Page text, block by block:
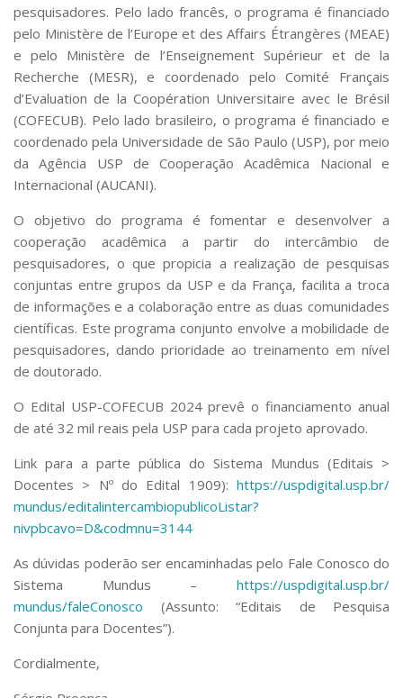
pesquisadores. Pelo lado francês, o programa é financiado
pelo Ministère de l’Europe et des Affairs Étrangères (MEAE)
e pelo Ministère de l’Enseignement Supérieur et de la
Recherche (MESR), e coordenado pelo Comité Français
d’Evaluation de la Coopération Universitaire avec le Brésil
(COFECUB). Pelo lado brasileiro, o programa é financiado e
coordenado pela Universidade de São Paulo (USP), por meio
da Agência USP de Cooperação Acadêmica Nacional e
Internacional (AUCANI).
O objetivo do programa é fomentar e desenvolver a
cooperação acadêmica a partir do intercâmbio de
pesquisadores, o que propicia a realização de pesquisas
conjuntas entre grupos da USP e da França, facilita a troca
de informações e a colaboração entre as duas comunidades
científicas. Este programa conjunto envolve a mobilidade de
pesquisadores, dando prioridade ao treinamento em nível
de doutorado.
O Edital USP-COFECUB 2024 prevê o financiamento anual
de até 32 mil reais pela USP para cada projeto aprovado.
Link para a parte pública do Sistema Mundus (Editais >
Docentes > Nº do Edital 1909): https://uspdigital.usp.br/
mundus/editalintercambiopublicoListar?
nivpbcavo=D&codmnu=3144
As dúvidas poderão ser encaminhadas pelo Fale Conosco do
Sistema Mundus – https://uspdigital.usp.br/
mundus/faleConosco (Assunto: “Editais de Pesquisa
Conjunta para Docentes”).
Cordialmente,